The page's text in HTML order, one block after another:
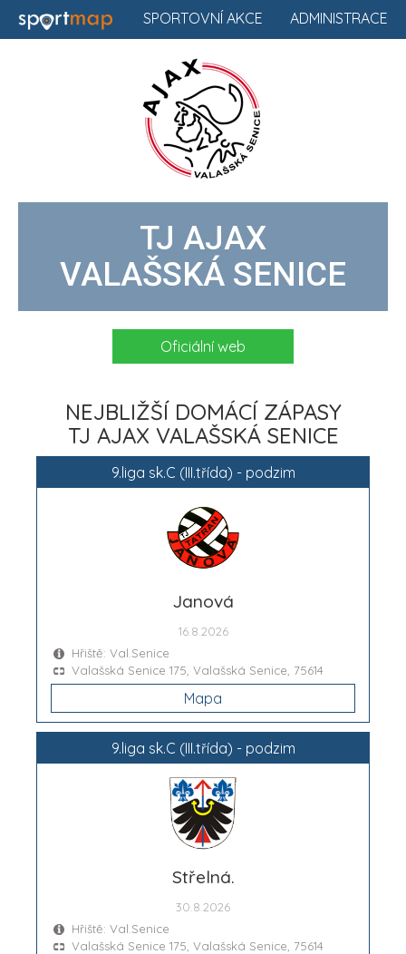
ADMINISTRACE
SPORTOVNÍ AKCE
TJ AJAX
VALAŠSKÁ SENICE
Oficiální web
NEJBLIŽŠÍ DOMÁCÍ ZÁPASY
TJ AJAX VALAŠSKÁ SENICE
9.liga sk.C (III.třída) - podzim
Janová
16.8.2026
Hřiště: Val.Senice
Valašská Senice 175, Valašská Senice, 75614
Mapa
9.liga sk.C (III.třída) - podzim
Střelná.
30.8.2026
Hřiště: Val.Senice
Valašská Senice 175, Valašská Senice, 75614